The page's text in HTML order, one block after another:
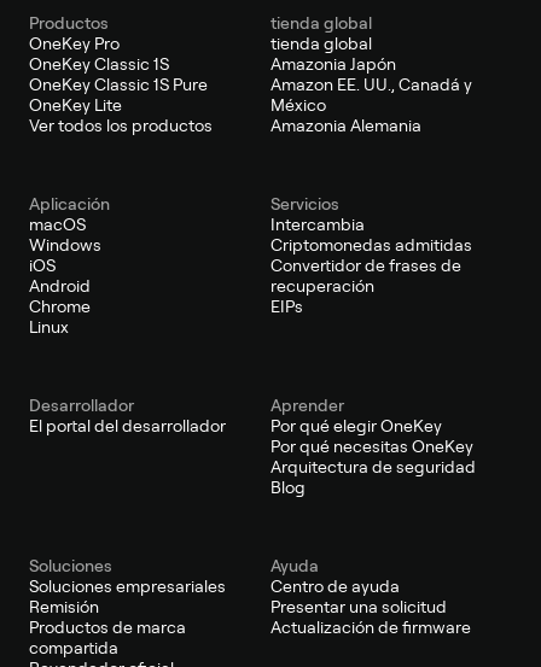
Productos
OneKey Pro
OneKey Classic 1S
OneKey Classic 1S Pure
OneKey Lite
Ver todos los productos
tienda global
tienda global
Amazonia Japón
Amazon EE. UU., Canadá y
México
Amazonia Alemania
Aplicación
macOS
Windows
iOS
Android
Chrome
Linux
Servicios
Intercambia
Criptomonedas admitidas
Convertidor de frases de
recuperación
EIPs
Desarrollador
El portal del desarrollador
Aprender
Por qué elegir OneKey
Por qué necesitas OneKey
Arquitectura de seguridad
Blog
Soluciones
Soluciones empresariales
Remisión
Productos de marca
compartida
Ayuda
Centro de ayuda
Presentar una solicitud
Actualización de firmware